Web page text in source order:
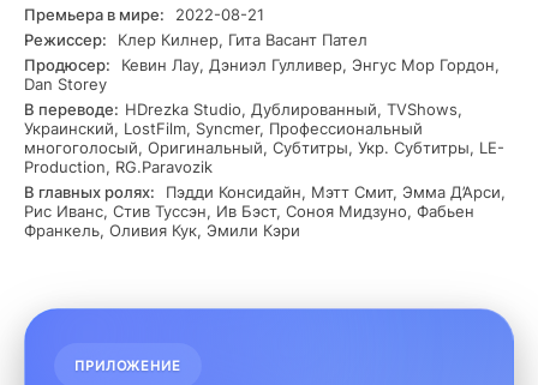
Премьера в мире:
2022-08-21
Режиссер:
Клер Килнер, Гита Васант Пател
Продюсер:
Кевин Лау, Дэниэл Гулливер, Энгус Мор Гордон,
Dan Storey
В переводе: HDrezka Studio, Дублированный, TVShows,
Украинский, LostFilm, Syncmer, Профессиональный
многоголосый, Оригинальный, Субтитры, Укр. Субтитры, LE-
Production, RG.Paravozik
В главных ролях:
Пэдди Консидайн, Мэтт Смит, Эмма Д’Арси,
Рис Иванс, Стив Туссэн, Ив Бэст, Соноя Мидзуно, Фабьен
Франкель, Оливия Кук, Эмили Кэри
ПРИЛОЖЕНИЕ